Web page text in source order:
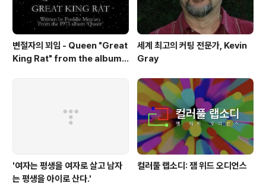
변절자의 꾀임 - Queen "Great
King Rat" from the album
세계 최고의 커팅 전문가, Kevin
Gray
'여자는 평생을 여자로 살고 남자
는 평생을 아이로 산다.'
컬러풀 랩소디: 잼 위드 오디언스